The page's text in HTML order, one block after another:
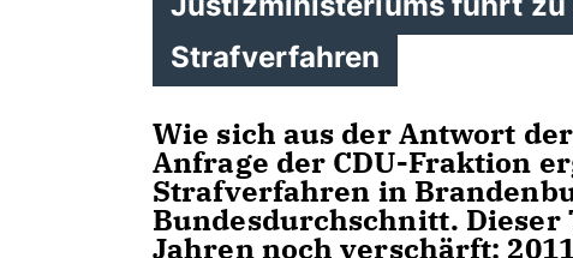
Strafverfahren
Wie sich aus der Antwort
Anfrage der CDU-Fraktion
Strafverfahren in
Bundesdurchschnitt.
Jahren noch verschärft: